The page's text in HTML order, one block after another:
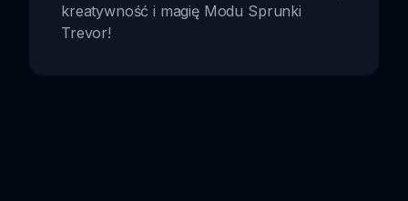
kreatywność i magię Modu Sprunki
Trevor!